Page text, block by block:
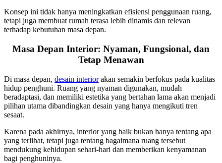
Konsep ini tidak hanya meningkatkan efisiensi penggunaan ruang,
tetapi juga membuat rumah terasa lebih dinamis dan relevan
terhadap kebutuhan masa depan.
Masa Depan Interior: Nyaman, Fungsional, dan
Tetap Menawan
Di masa depan, desain interiorakan semakin berfokus pada kualitas
hidup penghuni. Ruang yang nyaman digunakan, mudah
beradaptasi, dan memiliki estetika yang bertahan lama akan menjadi
pilihan utama dibandingkan desain yang hanya mengikuti tren
sesaat.
Karena pada akhirnya, interior yang baik bukan hanya tentang apa
yang terlihat, tetapi juga tentang bagaimana ruang tersebut
mendukung kehidupan sehari-hari dan memberikan kenyamanan
bagi penghuninya.